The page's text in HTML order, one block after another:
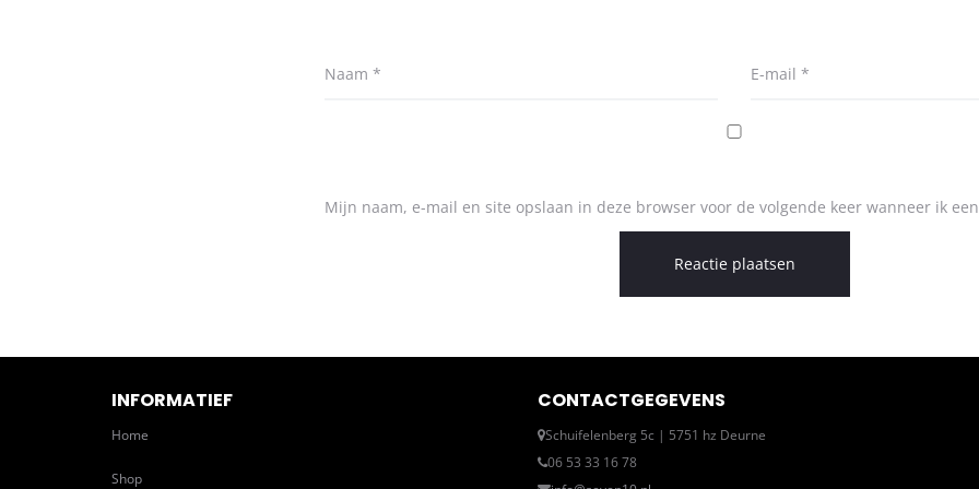
Naam * E-mail *
Mijn naam, e-mail en site opslaan in deze browser voor de volgende keer wanneer ik
INFORMATIEF
Home
Shop
CONTACTGEGEVENS
Schuifelenberg 5c | 5751 hz Deurne
06 53 33 16 78